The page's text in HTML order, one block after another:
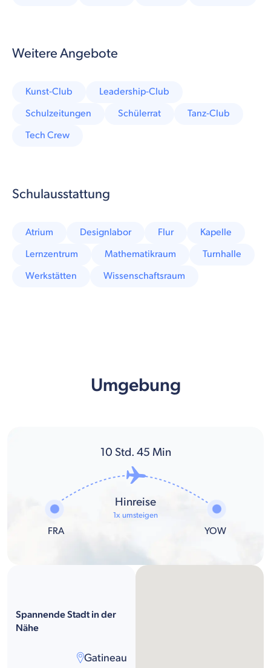
Weitere Angebote
Kunst-Club
Leadership-Club
Schulzeitungen
Schülerrat
Tanz-Club
Tech Crew
Schulausstattung
Atrium Designlabor Flur
Kapelle
Lernzentrum
Mathematikraum
Turnhalle
Werkstätten
Wissenschaftsraum
Umgebung
10 Std. 45 Min
FRA
Hinreise
1x umsteigen
YOW
Spannende Stadt in der
Nähe
Gatineau